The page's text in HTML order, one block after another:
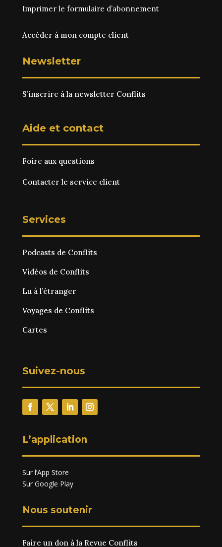
Imprimer le formulaire d’abonnement
Accéder à mon compte client
Newsletter
S’inscrire à la newsletter Conflits
Aide et contact
Foire aux questions
Contacter le service client
Services
Podcasts de Conflits
Vidéos de Conflits
Lu à l’étranger
Voyages de Conflits
Cartes
Suivez-nous
L’application
Sur l’App Store
Sur Google Play
Nous soutenir
Faire un don à la Revue Conflits